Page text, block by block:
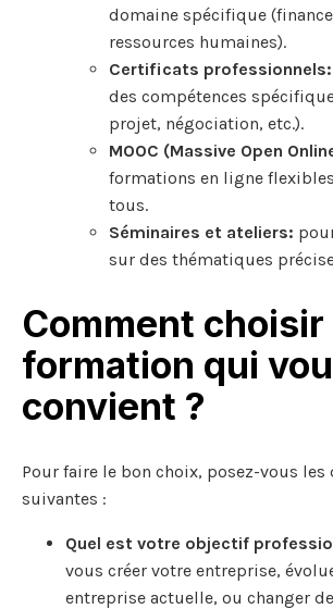
domaine spécifique
ressources humaines).
Certificats professionnels:
des compétences
projet, négociation, etc.).
MOOC (Massive Open
formations en ligne
tous.
Séminaires et ateliers:
sur des thématiques
Comment choisir
formation qui
convient ?
Pour faire le bon choix, posez-vous les
suivantes :
Quel est votre objectif
vous créer votre entreprise,
entreprise actuelle, ou changer